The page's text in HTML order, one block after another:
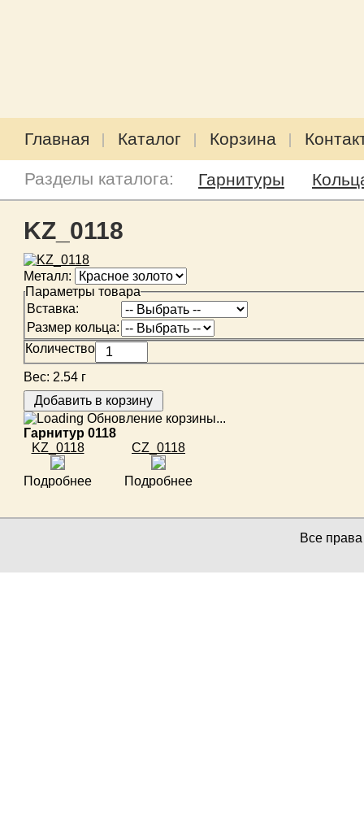
Главная Каталог Корзина
Разделы каталога: Гарнитуры
KZ_0118
Металл:
Параметры товара
Вставка:
Размер кольца:
Количество
Вес: 2.54 г
Обновление корзины...
Гарнитур 0118
KZ_0118
Подробнее
CZ_0118
Подробнее
Все